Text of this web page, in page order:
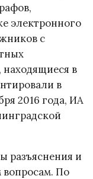
электронного
с
находящиеся в
в
2016 года, ИА
разъяснения и
По